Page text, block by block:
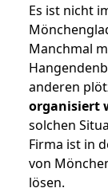
Es ist nicht
Manchmal
anderen
organisiert
solchen
Firma ist in
von
lösen.